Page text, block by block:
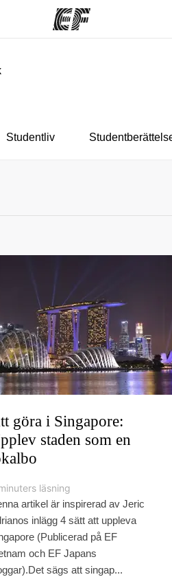
Studentliv
göra i Singapore:
staden som en
läsning
artikel är inspirerad av Jeric
inlägg 4 sätt att uppleva
(Publicerad på EF
och EF Japans
sägs att singap...